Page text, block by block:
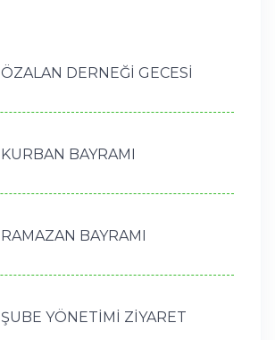
ÖZALAN DERNEĞİ GECESİ
KURBAN BAYRAMI
RAMAZAN BAYRAMI
ŞUBE YÖNETİMİ ZİYARET